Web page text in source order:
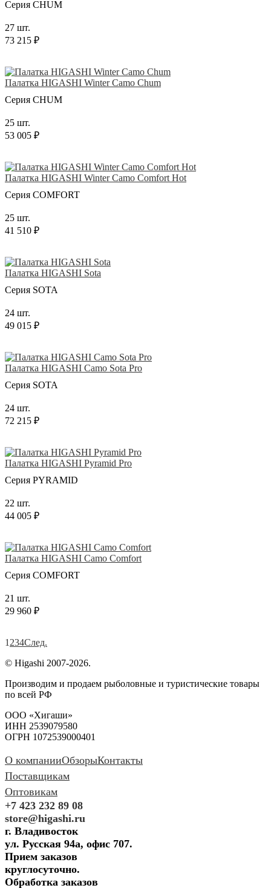
Серия CHUM
27 шт.
73 215 ₽
Палатка HIGASHI Winter Camo Chum
Серия CHUM
25 шт.
53 005 ₽
Палатка HIGASHI Winter Camo Comfort Hot
Серия COMFORT
25 шт.
41 510 ₽
Палатка HIGASHI Sota
Серия SOTA
24 шт.
49 015 ₽
Палатка HIGASHI Camo Sota Pro
Серия SOTA
24 шт.
72 215 ₽
Палатка HIGASHI Pyramid Pro
Серия PYRAMID
22 шт.
44 005 ₽
Палатка HIGASHI Camo Comfort
Серия COMFORT
21 шт.
29 960 ₽
1 234След.
© Higashi 2007-2026.
Производим и продаем рыболовные и туристические товары
по всей РФ
ООО «Хигаши»
ИНН 2539079580
ОГРН 1072539000401
О компанииОбзорыКонтакты
Поставщикам
Оптовикам
+7 423 232 89 08
store@higashi.ru
г. Владивосток
ул. Русская 94а, офис 707.
Прием заказов
круглосуточно.
Обработка заказов